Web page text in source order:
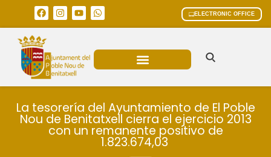
ELECTRONIC OFFICE
La tesorería del Ayuntamiento de El Poble
Nou de Benitatxell cierra el ejercicio 2013
con un remanente positivo de
1.823.674,03 